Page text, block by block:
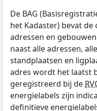
De BAG
het Kadaster) bevat de
adressen en
naast alle adressen,
standplaatsen en
adres wordt het laatst
geregistreerd bij de
energielabels zijn
definitieve